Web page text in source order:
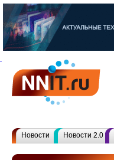
Новости Новости 2.0